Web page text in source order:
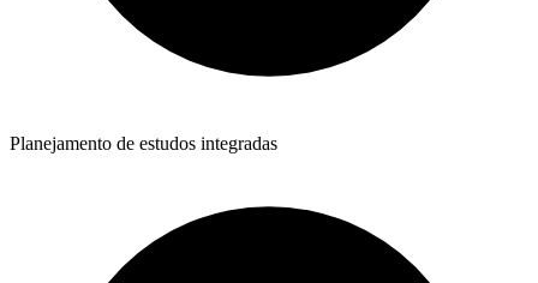
Planejamento de estudos integradas